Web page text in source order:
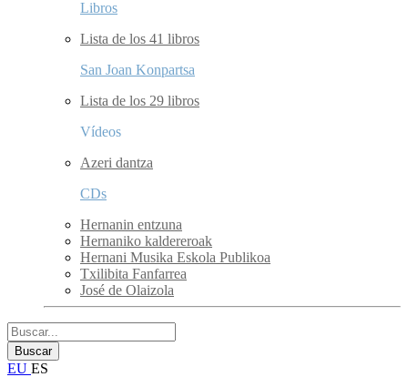
Libros
Lista de los 41 libros
San Joan Konpartsa
Lista de los 29 libros
Vídeos
Azeri dantza
CDs
Hernanin entzuna
Hernaniko kaldereroak
Hernani Musika Eskola Publikoa
Txilibita Fanfarrea
José de Olaizola
EU ES